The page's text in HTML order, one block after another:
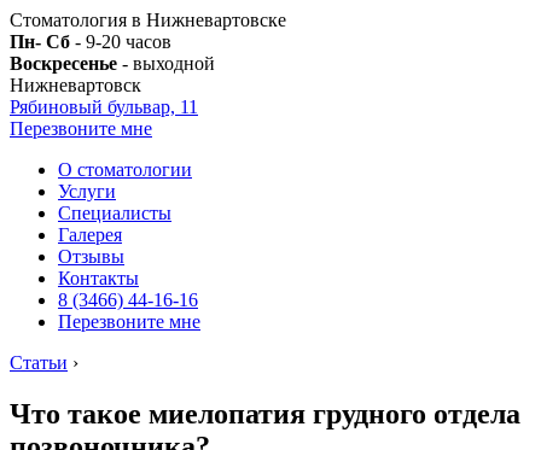
Стоматология в Нижневартовске
Пн- Сб - 9-20 часов
Воскресенье - выходной
Нижневартовск
Рябиновый бульвар, 11
Перезвоните мне
О стоматологии
Услуги
Специалисты
Галерея
Отзывы
Контакты
8 (3466) 44-16-16
Перезвоните мне
Статьи ›
Что такое миелопатия грудного отдела